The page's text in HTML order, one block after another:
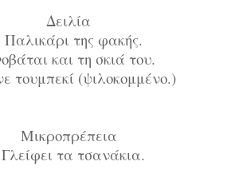
Δειλία
Παλικάρι της φακής.
και τη σκιά του.
τουμπεκί (ψιλοκομμένο.)
Μικροπρέπεια
Γλείφει τα τσανάκια.